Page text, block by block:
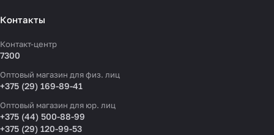
Контакты
Контакт-центр
7300
Оптовый магазин для физ. лиц
+375 (29) 169-89-41
Оптовый магазин для юр. лиц
+375 (44) 500-88-99
+375 (29) 120-99-53